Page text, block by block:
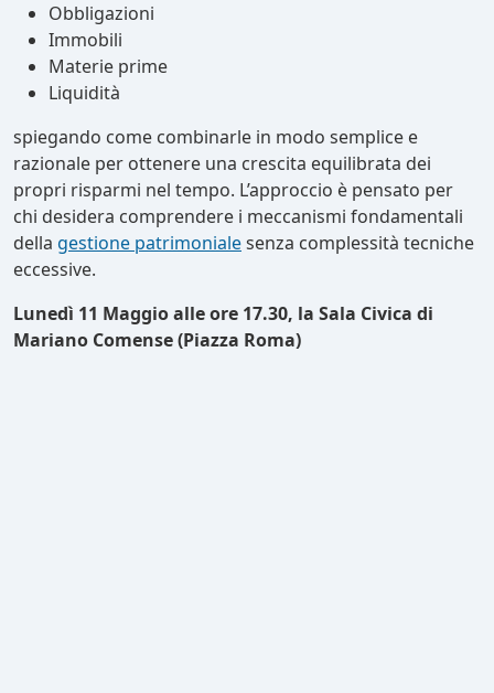
Obbligazioni
Immobili
Materie prime
Liquidità
spiegando come combinarle in modo semplice e
razionale per ottenere una crescita equilibrata dei
propri risparmi nel tempo. L’approccio è pensato per
chi desidera comprendere i meccanismi fondamentali
della gestione patrimonialesenza complessità tecniche
eccessive.
Lunedì 11 Maggio alle ore 17.30, la Sala Civica di
Mariano Comense (Piazza Roma)